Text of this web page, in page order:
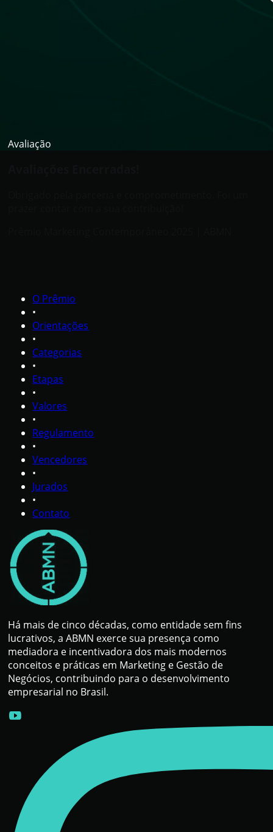
Avaliação
O Prêmio
•
Orientações
•
Categorias
•
Etapas
•
Valores
•
Regulamento
•
Vencedores
•
Jurados
•
Contato
Há mais de cinco décadas, como entidade sem fins
lucrativos, a ABMN exerce sua presença como
mediadora e incentivadora dos mais modernos
conceitos e práticas em Marketing e Gestão de
Negócios, contribuindo para o desenvolvimento
empresarial no Brasil.